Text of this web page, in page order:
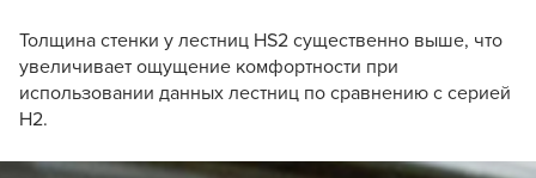
Толщина стенки у лестниц HS2 существенно выше, что
увеличивает ощущение комфортности при
использовании данных лестниц по сравнению с серией
Н2.